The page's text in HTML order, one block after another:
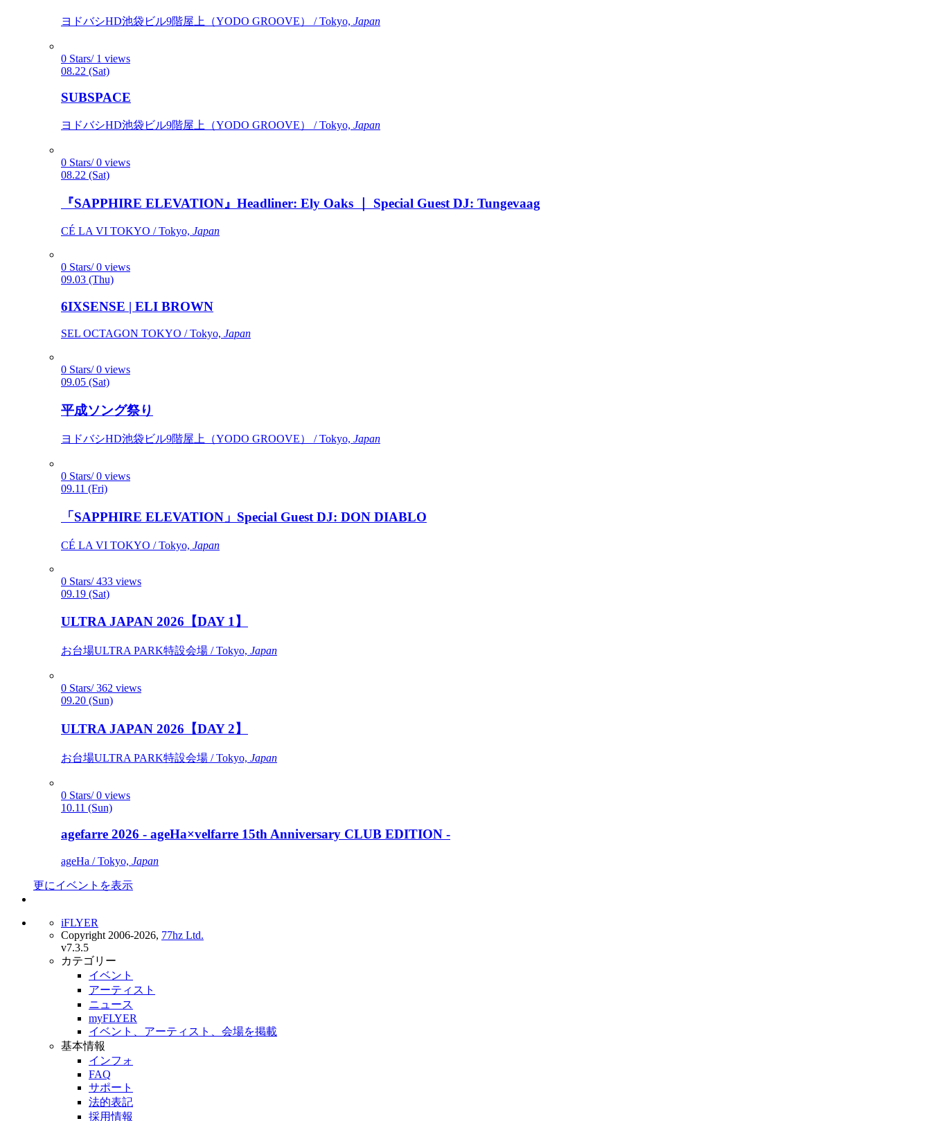
ヨドバシHD池袋ビル9階屋上（YODO GROOVE） / Tokyo, Japan
0 Stars/ 1 views
08.22 (Sat)
SUBSPACE
ヨドバシHD池袋ビル9階屋上（YODO GROOVE） / Tokyo, Japan
0 Stars/ 0 views
08.22 (Sat)
『SAPPHIRE ELEVATION』Headliner: Ely Oaks ｜ Special Guest DJ: Tungevaag
CÉ LA VI TOKYO / Tokyo, Japan
0 Stars/ 0 views
09.03 (Thu)
6IXSENSE | ELI BROWN
SEL OCTAGON TOKYO / Tokyo, Japan
0 Stars/ 0 views
09.05 (Sat)
平成ソング祭り
ヨドバシHD池袋ビル9階屋上（YODO GROOVE） / Tokyo, Japan
0 Stars/ 0 views
09.11 (Fri)
「SAPPHIRE ELEVATION」Special Guest DJ: DON DIABLO
CÉ LA VI TOKYO / Tokyo, Japan
0 Stars/ 433 views
09.19 (Sat)
ULTRA JAPAN 2026【DAY 1】
お台場ULTRA PARK特設会場 / Tokyo, Japan
0 Stars/ 362 views
09.20 (Sun)
ULTRA JAPAN 2026【DAY 2】
お台場ULTRA PARK特設会場 / Tokyo, Japan
0 Stars/ 0 views
10.11 (Sun)
agefarre 2026 - ageHa×velfarre 15th Anniversary CLUB EDITION -
ageHa / Tokyo, Japan
更にイベントを表示
iFLYER
Copyright 2006-2026, 77hz Ltd.
v7.3.5
カテゴリー
イベント
アーティスト
ニュース
myFLYER
イベント、アーティスト、会場を掲載
基本情報
インフォ
FAQ
サポート
法的表記
採用情報